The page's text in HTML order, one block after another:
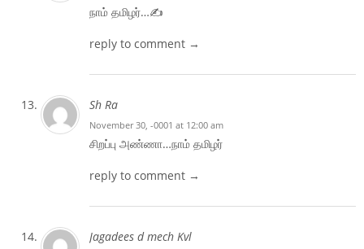
நாம் தமிழர்…✍️
reply to comment →
Sh Ra
November 30, -0001 at 12:00 am
சிறப்பு அண்ணா…நாம் தமிழர்
reply to comment →
Jagadees d mech Kvl